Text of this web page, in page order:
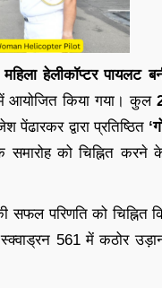
हेलीकॉप्टर पायलट
आयोजित किया गया। कुल
द्वारा प्रतिष्ठित
को चिह्नित
परिणति को चिह्नित
561 में कठोर